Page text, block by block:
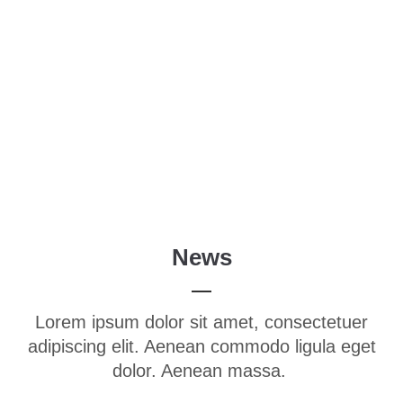
Register| Lost your password?
Support
News
Lorem ipsum dolor sit amet, consectetuer
adipiscing elit. Aenean commodo ligula eget
dolor. Aenean massa.